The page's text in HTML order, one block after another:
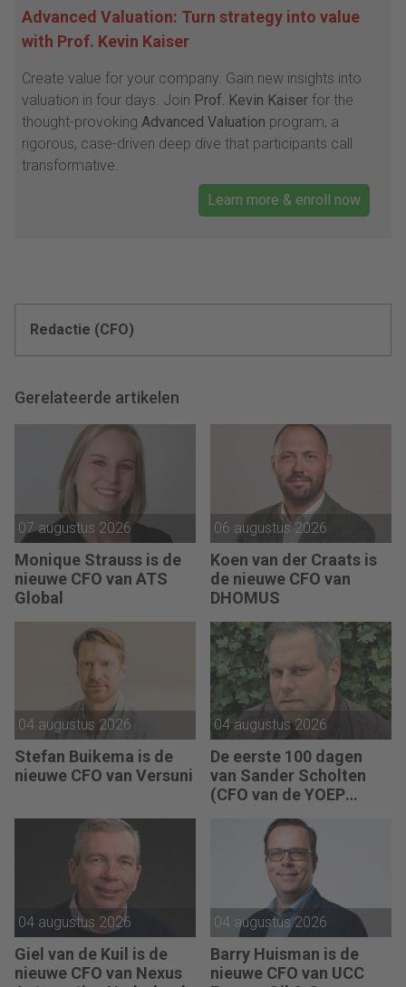
Advanced Valuation: Turn strategy into value
with Prof. Kevin Kaiser
Create value for your company. Gain new insights into
valuation in four days. Join Prof. Kevin Kaiser for the
thought-provoking Advanced Valuation program, a
rigorous, case-driven deep dive that participants call
transformative.
Learn more & enroll now
Redactie (CFO)
Gerelateerde artikelen
07 augustus 2026
Monique Strauss is de
nieuwe CFO van ATS
Global
06 augustus 2026
Koen van der Craats is
de nieuwe CFO van
DHOMUS
04 augustus 2026
Stefan Buikema is de
nieuwe CFO van Versuni
04 augustus 2026
De eerste 100 dagen
van Sander Scholten
(CFO van de YOEP
Groep): “Financiële
sturing werkt pas echt
als mensen begrijpen
waarom keuzes nodig
04 augustus 2026
Giel van de Kuil is de
nieuwe CFO van Nexus
04 augustus 2026
Barry Huisman is de
nieuwe CFO van UCC